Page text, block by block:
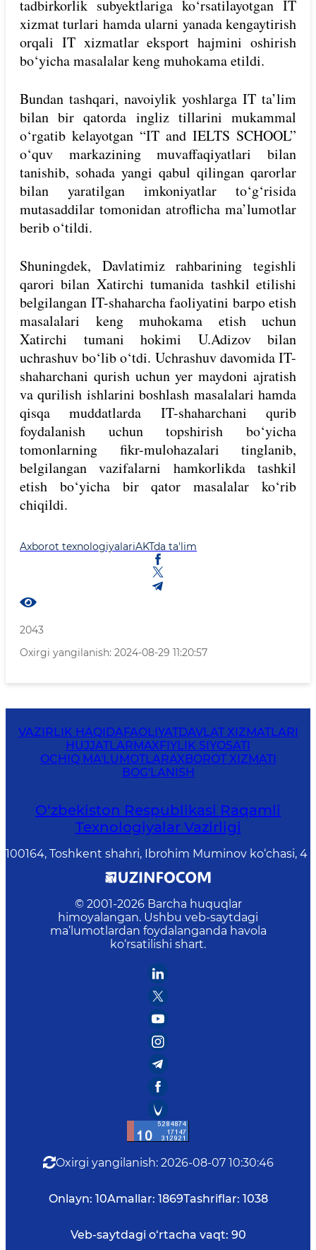
tadbirkorlik subyektlariga ko‘rsatilayotgan IT
xizmat turlari hamda ularni yanada kengaytirish
orqali IT xizmatlar eksport hajmini oshirish
bo‘yicha masalalar keng muhokama etildi.
Bundan tashqari, navoiylik yoshlarga IT ta’lim
bilan bir qatorda ingliz tillarini mukammal
o‘rgatib kelayotgan “IT and IELTS SCHOOL”
o‘quv markazining muvaffaqiyatlari bilan
tanishib, sohada yangi qabul qilingan qarorlar
bilan yaratilgan imkoniyatlar to‘g‘risida
mutasaddilar tomonidan atroflicha ma’lumotlar
berib o‘tildi.
Shuningdek, Davlatimiz rahbarining tegishli
qarori bilan Xatirchi tumanida tashkil etilishi
belgilangan IT-shaharcha faoliyatini barpo etish
masalalari keng muhokama etish uchun
Xatirchi tumani hokimi U.Adizov bilan
uchrashuv bo‘lib o‘tdi. Uchrashuv davomida IT-
shaharchani qurish uchun yer maydoni ajratish
va qurilish ishlarini boshlash masalalari hamda
qisqa muddatlarda IT-shaharchani qurib
foydalanish uchun topshirish bo‘yicha
tomonlarning fikr-mulohazalari tinglanib,
belgilangan vazifalarni hamkorlikda tashkil
etish bo‘yicha bir qator masalalar ko‘rib
chiqildi.
Axborot texnologiyalariAKTda ta'lim
2043
Oxirgi yangilanish: 2024-08-29 11:20:57
VAZIRLIK HAQIDAFAOLIYATDAVLAT XIZMATLARI
HUJJATLARMAXFIYLIK SIYOSATI
OCHIQ MA'LUMOTLARAXBOROT XIZMATI
BOG'LANISH
O‘zbekiston Respublikasi Raqamli
Texnologiyalar Vazirligi
100164, Toshkent shahri, Ibrohim Muminov ko‘chasi, 4
© 2001-2026 Barcha huquqlar
himoyalangan. Ushbu veb-saytdagi
ma’lumotlardan foydalanganda havola
ko‘rsatilishi shart.
Oxirgi yangilanish: 2026-08-07 10:30:46
Onlayn: 10Amallar: 1869Tashriflar: 1038
Veb-saytdagi o‘rtacha vaqt: 90